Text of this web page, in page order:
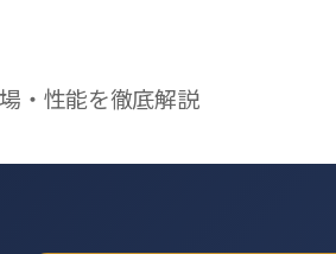
・性能を徹底解説